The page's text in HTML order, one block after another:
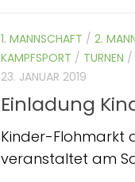
1. MANNSCHAFT / 2.
KAMPFSPORT / TURNEN /
23. JANUAR 2019
Einladung
Kinder-Flohmarkt
veranstaltet am